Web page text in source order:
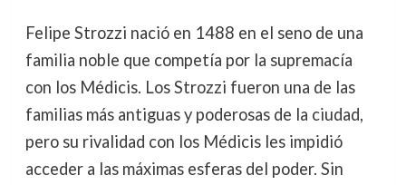
Felipe Strozzi nació en 1488 en el seno de una
familia noble que competía por la supremacía
con los Médicis. Los Strozzi fueron una de las
familias más antiguas y poderosas de la ciudad,
pero su rivalidad con los Médicis les impidió
acceder a las máximas esferas del poder. Sin